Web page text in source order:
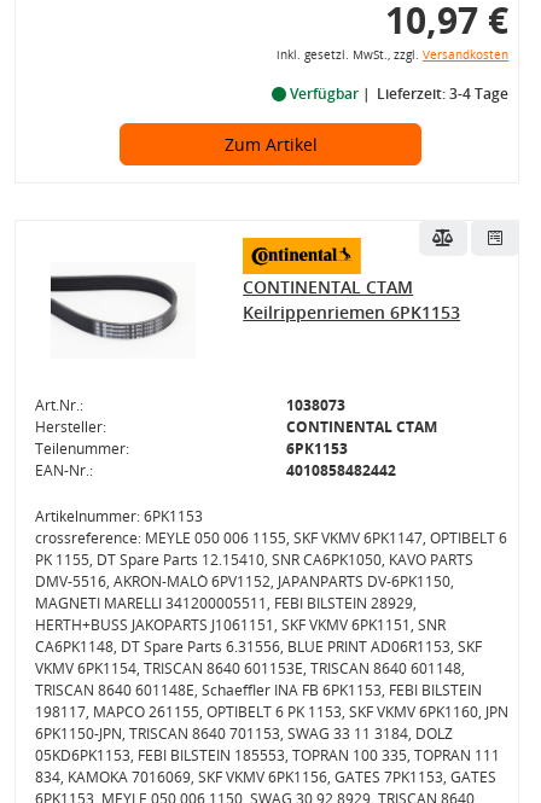
10,97 €
inkl. gesetzl. MwSt., zzgl. Versandkosten
Verfügbar Lieferzeit: 3-4 Tage
Zum Artikel
CONTINENTAL CTAM
Keilrippenriemen 6PK1153
Art.Nr.:
1038073
Hersteller:
CONTINENTAL CTAM
Teilenummer:
6PK1153
EAN-Nr.:
4010858482442
Artikelnummer: 6PK1153
crossreference: MEYLE 050 006 1155, SKF VKMV 6PK1147, OPTIBELT 6
PK 1155, DT Spare Parts 12.15410, SNR CA6PK1050, KAVO PARTS
DMV-5516, AKRON-MALÒ 6PV1152, JAPANPARTS DV-6PK1150,
MAGNETI MARELLI 341200005511, FEBI BILSTEIN 28929,
HERTH+BUSS JAKOPARTS J1061151, SKF VKMV 6PK1151, SNR
CA6PK1148, DT Spare Parts 6.31556, BLUE PRINT AD06R1153, SKF
VKMV 6PK1154, TRISCAN 8640 601153E, TRISCAN 8640 601148,
TRISCAN 8640 601148E, Schaeffler INA FB 6PK1153, FEBI BILSTEIN
198117, MAPCO 261155, OPTIBELT 6 PK 1153, SKF VKMV 6PK1160, JPN
6PK1150-JPN, TRISCAN 8640 701153, SWAG 33 11 3184, DOLZ
05KD6PK1153, FEBI BILSTEIN 185553, TOPRAN 100 335, TOPRAN 111
834, KAMOKA 7016069, SKF VKMV 6PK1156, GATES 7PK1153, GATES
6PK1153, MEYLE 050 006 1150, SWAG 30 92 8929, TRISCAN 8640